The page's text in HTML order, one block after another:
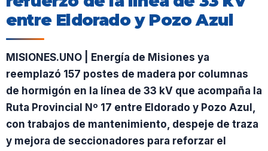
entre Eldorado y Pozo Azul
MISIONES.UNO | Energía de Misiones ya
reemplazó 157 postes de madera por columnas
de hormigón en la línea de 33 kV que acompaña la
Ruta Provincial Nº 17 entre Eldorado y Pozo Azul,
con trabajos de mantenimiento, despeje de traza
y mejora de seccionadores para reforzar el